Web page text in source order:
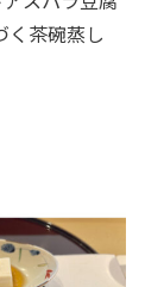
く茶碗蒸し